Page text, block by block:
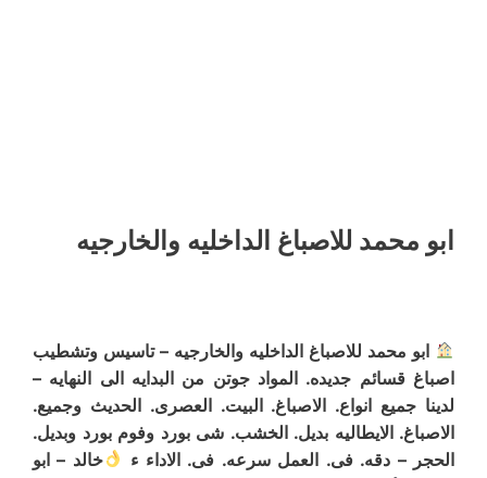
ابو محمد للاصباغ الداخليه والخارجيه
ابو محمد للاصباغ الداخليه والخارجيه – تاسيس وتشطيب
اصباغ قسائم جديده. المواد جوتن من البدايه الى النهايه –
لدينا جميع انواع. الاصباغ. البيت. العصرى. الحديث وجميع.
الاصباغ. الايطاليه بديل. الخشب. شى بورد وفوم بورد وبديل.
الحجر – دقه. فى. العمل سرعه. فى. الاداء ء
خالد – ابو